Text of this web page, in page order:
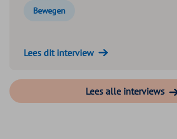
Bewegen
Lees dit interview
Lees alle interviews